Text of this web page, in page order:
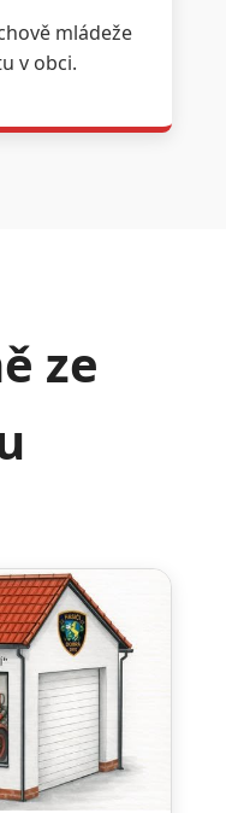
mládeže
v obci.
ze